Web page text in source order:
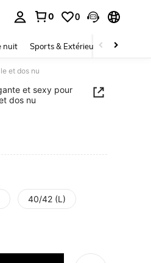
0 0
nuit Sports & Extérieur Enfants
et dos nu
et sexy pour
dos nu
40/42 (L)